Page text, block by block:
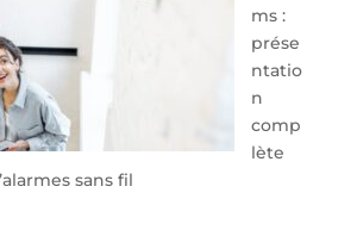
ms :
prése
ntatio
n
comp
lète
sans fil